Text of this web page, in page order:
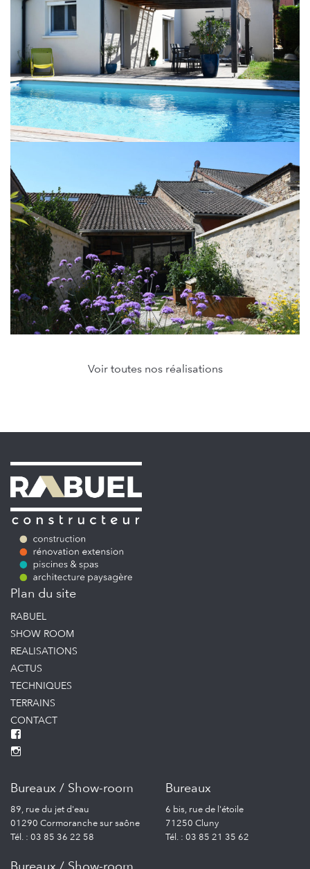
Voir toutes nos réalisations
Plan du site
RABUEL
SHOW ROOM
REALISATIONS
ACTUS
TECHNIQUES
TERRAINS
CONTACT
Bureaux / Show-room
89, rue du jet d'eau
01290 Cormoranche sur saône
Tél. : 03 85 36 22 58
Bureaux / Show-room
Bureaux
6 bis, rue de l'étoile
71250 Cluny
Tél. : 03 85 21 35 62